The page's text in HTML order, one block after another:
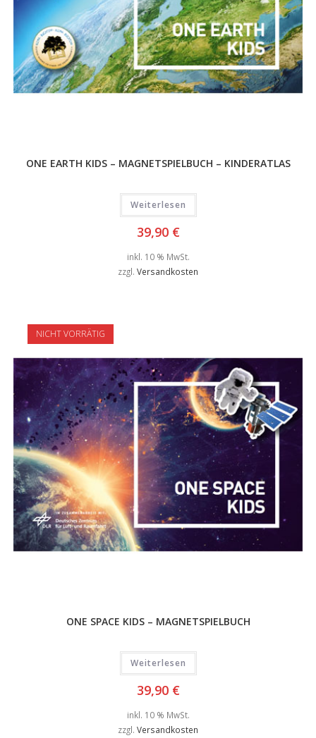
ONE EARTH KIDS – MAGNETSPIELBUCH – KINDERATLAS
Weiterlesen
39,90 €
inkl. 10 % MwSt.
zzgl. Versandkosten
NICHT VORRÄTIG
ONE SPACE KIDS – MAGNETSPIELBUCH
Weiterlesen
39,90 €
inkl. 10 % MwSt.
zzgl. Versandkosten